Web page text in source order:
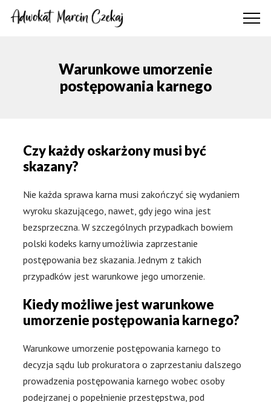
Warunkowe umorzenie
postępowania karnego
Czy każdy oskarżony musi być
skazany?
Nie każda sprawa karna musi zakończyć się wydaniem
wyroku skazującego, nawet, gdy jego wina jest
bezsprzeczna. W szczególnych przypadkach bowiem
polski kodeks karny umożliwia zaprzestanie
postępowania bez skazania. Jednym z takich
przypadków jest warunkowe jego umorzenie.
Kiedy możliwe jest warunkowe
umorzenie postępowania karnego?
Warunkowe umorzenie postępowania karnego to
decyzja sądu lub prokuratora o zaprzestaniu dalszego
prowadzenia postępowania karnego wobec osoby
podejrzanej o popełnienie przestępstwa, pod